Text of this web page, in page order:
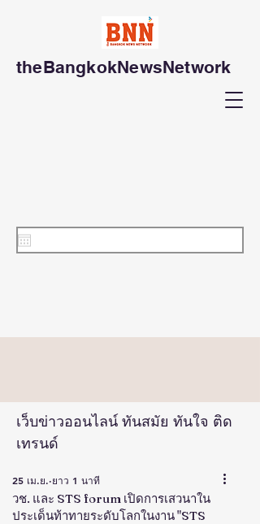
theBangkokNewsNetwork
เว็บข่าวออนไลน์ ทันสมัย ทันใจ ติด
เทรนด์
วช. และ STS forum เปิดการเสวนาใน
ประเด็นท้าทายระดับโลกในงาน "STS
25 เม.ย. ยาว 1 นาที